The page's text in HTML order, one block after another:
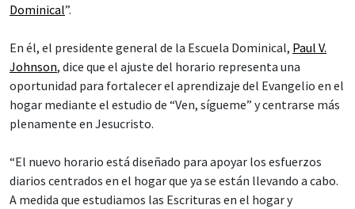
Dominical”.
En él, el presidente general de la Escuela Dominical, Paul V.
Johnson, dice que el ajuste del horario representa una
oportunidad para fortalecer el aprendizaje del Evangelio en el
hogar mediante el estudio de “Ven, sígueme” y centrarse más
plenamente en Jesucristo.
“El nuevo horario está diseñado para apoyar los esfuerzos
diarios centrados en el hogar que ya se están llevando a cabo.
A medida que estudiamos las Escrituras en el hogar y